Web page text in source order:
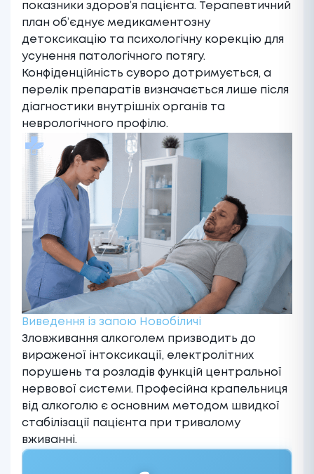
показники здоров’я пацієнта. Терапевтичний
план об’єднує медикаментозну
детоксикацію та психологічну корекцію для
усунення патологічного потягу.
Конфіденційність суворо дотримується, а
перелік препаратів визначається лише після
діагностики внутрішніх органів та
неврологічного профілю.
Виведення із запою Новобіличі
Зловживання алкоголем призводить до
вираженої інтоксикації, електролітних
порушень та розладів функцій центральної
нервової системи. Професійна крапельниця
від алкоголю є основним методом швидкої
стабілізації пацієнта при тривалому
вживанні.